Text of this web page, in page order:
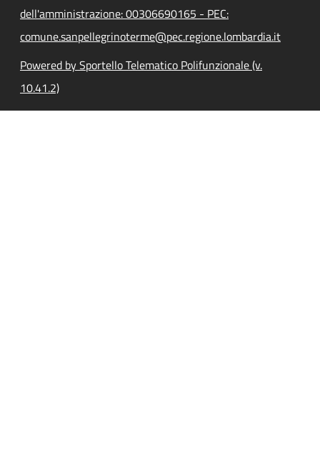
dell'amministrazione: 00306690165 - PEC:
comune.sanpellegrinoterme@pec.regione.lombardia.it
Powered by Sportello Telematico Polifunzionale (v.
10.41.2)